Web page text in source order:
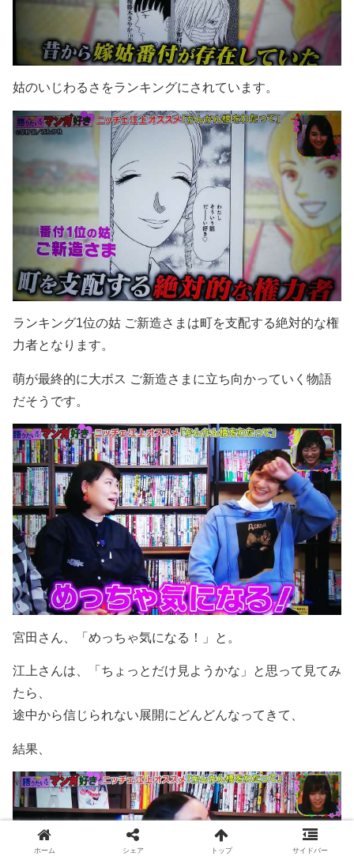
姑のいじわるさをランキングにされています。
ランキング1位の姑 ご新造さまは町を支配する絶対的な権
力者となります。
萌が最終的に大ボス ご新造さまに立ち向かっていく物語
だそうです。
宮田さん、「めっちゃ気になる！」と。
江上さんは、「ちょっとだけ見ようかな」と思って見てみ
たら、
途中から信じられない展開にどんどんなってきて、
結果、
ホーム シェア トップ サイドバー